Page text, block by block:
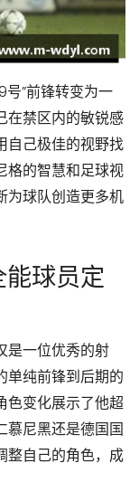
”前锋转变为一
在禁区内的敏锐感
自己极佳的视野找
格的智慧和足球视
为球队创造更多机
球员定
是一位优秀的射
单纯前锋到后期的
色变化展示了他超
慕尼黑还是德国国
整自己的角色，成